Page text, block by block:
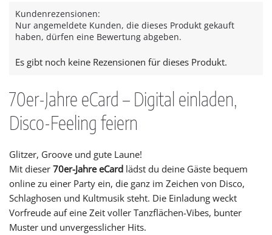
Kundenrezensionen:
Nur angemeldete Kunden, die dieses Produkt gekauft
haben, dürfen eine Bewertung abgeben.
Es gibt noch keine Rezensionen für dieses Produkt.
70er-Jahre eCard – Digital einladen,
Disco-Feeling feiern
Glitzer, Groove und gute Laune!
Mit dieser 70er-Jahre eCard lädst du deine Gäste bequem
online zu einer Party ein, die ganz im Zeichen von Disco,
Schlaghosen und Kultmusik steht. Die Einladung weckt
Vorfreude auf eine Zeit voller Tanzflächen-Vibes, bunter
Muster und unvergesslicher Hits.